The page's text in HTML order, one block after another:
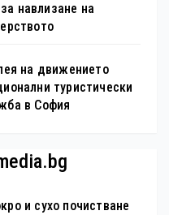
навлизане на
на движението
туристически
в София
и сухо почистване